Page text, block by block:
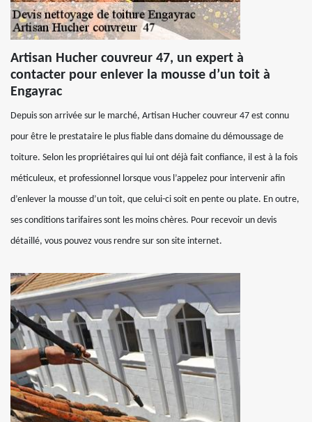
Artisan Hucher couvreur 47, un expert à
contacter pour enlever la mousse d’un toit à
Engayrac
Depuis son arrivée sur le marché, Artisan Hucher couvreur 47 est connu
pour être le prestataire le plus fiable dans domaine du démoussage de
toiture. Selon les propriétaires qui lui ont déjà fait confiance, il est à la fois
méticuleux, et professionnel lorsque vous l’appelez pour intervenir afin
d’enlever la mousse d’un toit, que celui-ci soit en pente ou plate. En outre,
ses conditions tarifaires sont les moins chères. Pour recevoir un devis
détaillé, vous pouvez vous rendre sur son site internet.